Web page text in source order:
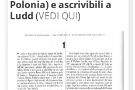
Polonia) e ascrivibili a
Ludd (VEDI QUI)